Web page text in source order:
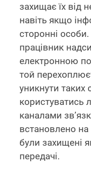
захищає їх від
навіть якщо
сторонні
працівник
електронною
той
уникнути таких
каналами
встановлено
були захищені
передачі.